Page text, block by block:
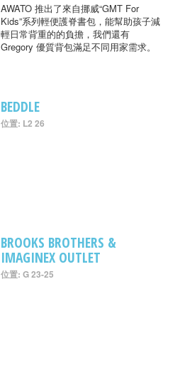
AWATO 推出了來自挪威“GMT For
Kids”系列輕便護脊書包，能幫助孩子減
輕日常背重的的負擔，我們還有
Gregory 優質背包滿足不同用家需求。
BEDDLE
位置: L2 26
BROOKS BROTHERS &
IMAGINEX OUTLET
位置: G 23-25